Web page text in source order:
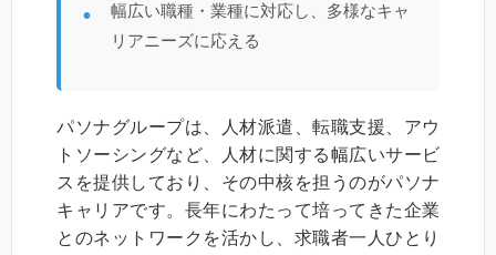
幅広い職種・業種に対応し、多様なキャ
リアニーズに応える
パソナグループは、人材派遣、転職支援、アウ
トソーシングなど、人材に関する幅広いサービ
スを提供しており、その中核を担うのがパソナ
キャリアです。長年にわたって培ってきた企業
とのネットワークを活かし、求職者一人ひとり